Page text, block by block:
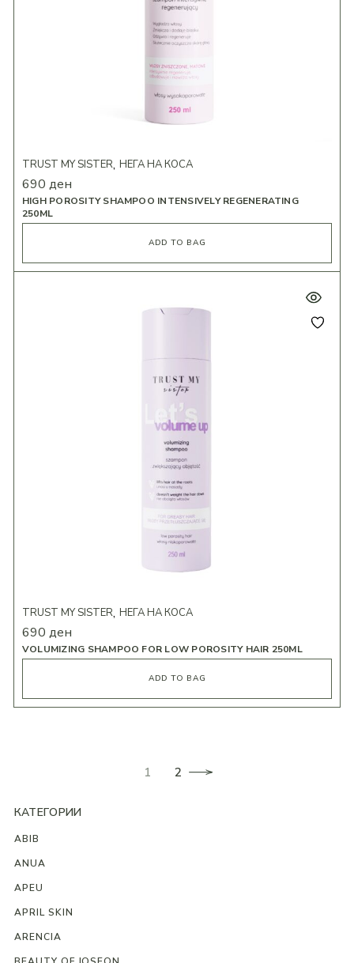
HIGH POROSITY SHAMPOO INTENSIVELY REGENERATING
250ML
TRUST MY SISTER НЕГА НА КОСА
690 ден
ADD TO BAG
VOLUMIZING SHAMPOO FOR LOW POROSITY HAIR 250ML
TRUST MY SISTER НЕГА НА КОСА
690 ден
ADD TO BAG
1 2
КАТЕГОРИИ
ABIB
ANUA
APEU
APRIL SKIN
ARENCIA